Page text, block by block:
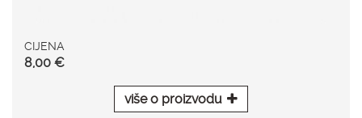
CIJENA
8,00 €
više o proizvodu